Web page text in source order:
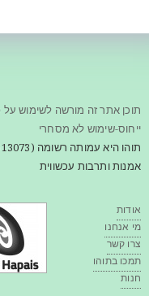
תוכן אתר זה מורשה לשימוש על
ייחוס-שימוש לא מסחרי
אמנות ותרבות עכשווית
אודות
מי אנחנו
צרו קשר
תמכו בתוהו
חנות